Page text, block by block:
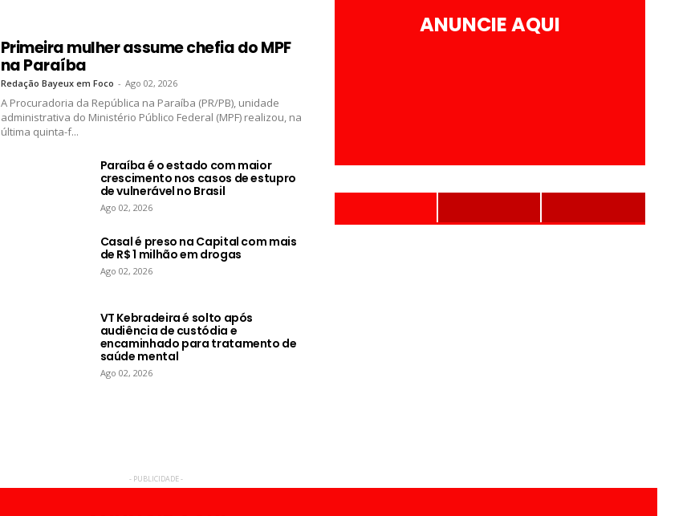
Primeira mulher assume chefia do MPF
na Paraíba
Redação Bayeux em Foco - Ago 02, 2026
A Procuradoria da República na Paraíba (PR/PB), unidade
administrativa do Ministério Público Federal (MPF) realizou, na
última quinta-f...
Paraíba é o estado com maior
crescimento nos casos de estupro
de vulnerável no Brasil
Ago 02, 2026
Casal é preso na Capital com mais
de R$ 1 milhão em drogas
Ago 02, 2026
VT Kebradeira é solto após
audiência de custódia e
encaminhado para tratamento de
saúde mental
Ago 02, 2026
ANUNCIE AQUI
- PUBLICIDADE -